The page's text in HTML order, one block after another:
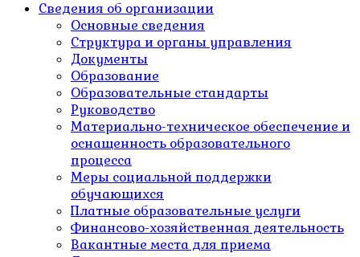
Сведения об организации
Основные сведения
Структура и органы управления
Документы
Образование
Образовательные стандарты
Руководство
Материально-техническое обеспечение и
оснащенность образовательного
процесса
Меры социальной поддержки
обучающихся
Платные образовательные услуги
Финансово-хозяйственная деятельность
Вакантные места для приема